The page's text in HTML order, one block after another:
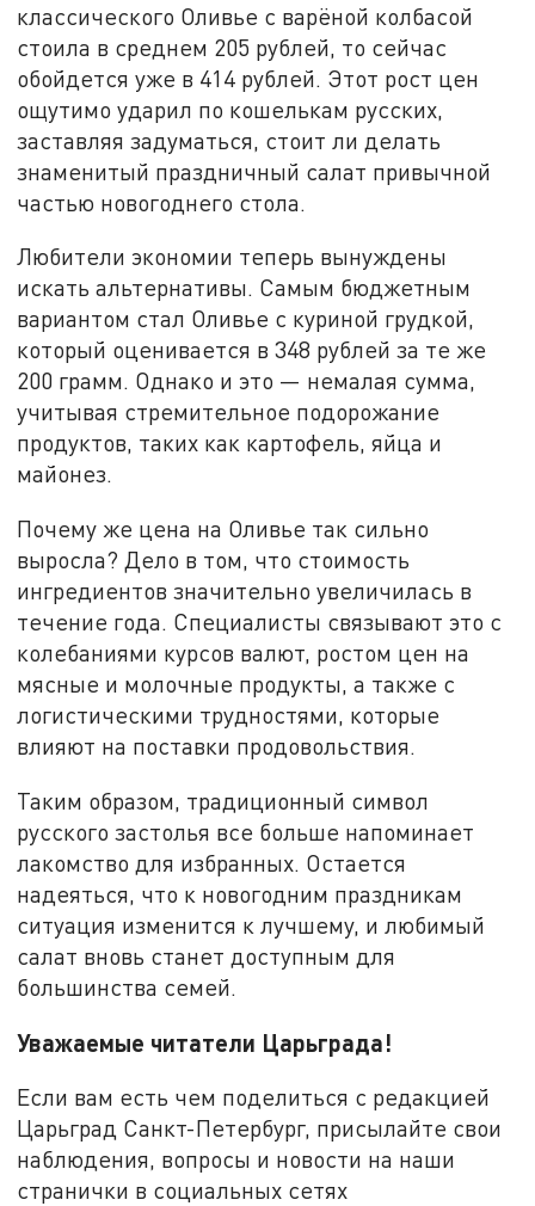
классического Оливье с варёной колбасой
стоила в среднем 205 рублей, то сейчас
обойдется уже в 414 рублей. Этот рост цен
ощутимо ударил по кошелькам русских,
заставляя задуматься, стоит ли делать
знаменитый праздничный салат привычной
частью новогоднего стола.
Любители экономии теперь вынуждены
искать альтернативы. Самым бюджетным
вариантом стал Оливье с куриной грудкой,
который оценивается в 348 рублей за те же
200 грамм. Однако и это — немалая сумма,
учитывая стремительное подорожание
продуктов, таких как картофель, яйца и
майонез.
Почему же цена на Оливье так сильно
выросла? Дело в том, что стоимость
ингредиентов значительно увеличилась в
течение года. Специалисты связывают это с
колебаниями курсов валют, ростом цен на
мясные и молочные продукты, а также с
логистическими трудностями, которые
влияют на поставки продовольствия.
Таким образом, традиционный символ
русского застолья все больше напоминает
лакомство для избранных. Остается
надеяться, что к новогодним праздникам
ситуация изменится к лучшему, и любимый
салат вновь станет доступным для
большинства семей.
Уважаемые читатели Царьграда!
Если вам есть чем поделиться с редакцией
Царьград Санкт-Петербург, присылайте свои
наблюдения, вопросы и новости на наши
странички в социальных сетях